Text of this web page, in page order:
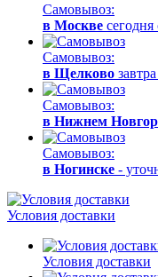
Самовывоз:
в Москве
Самовывоз:
в Щелково
Самовывоз:
в Нижнем
Самовывоз:
в Ногинске -
Условия доставки
Условия доставки